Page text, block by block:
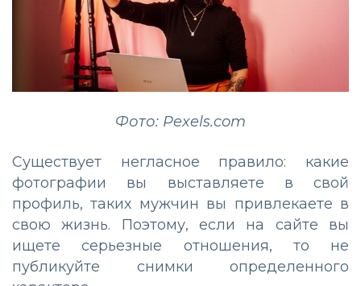
Фото: Pexels.com
Существует негласное правило: какие
фотографии вы выставляете в свой
профиль, таких мужчин вы привлекаете в
свою жизнь. Поэтому, если на сайте вы
ищете серьезные отношения, то не
публикуйте снимки определенного